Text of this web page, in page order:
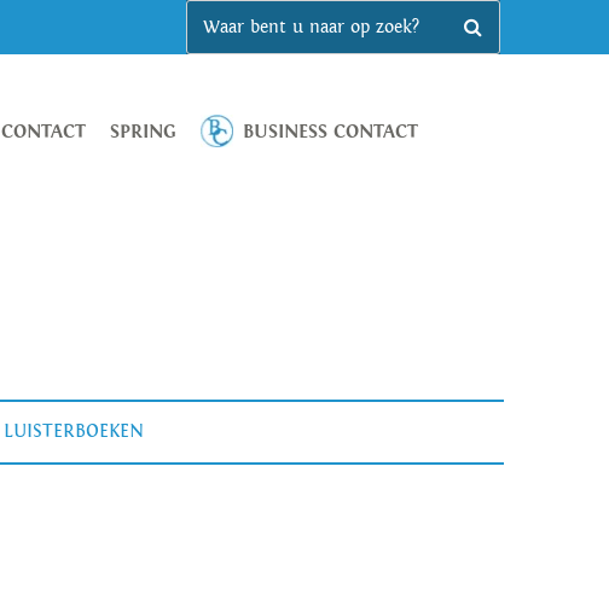
CONTACT SPRING BUSINESS CONTACT
LUISTERBOEKEN